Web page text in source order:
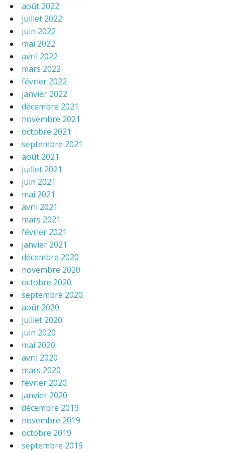
août 2022
juillet 2022
juin 2022
mai 2022
avril 2022
mars 2022
février 2022
janvier 2022
décembre 2021
novembre 2021
octobre 2021
septembre 2021
août 2021
juillet 2021
juin 2021
mai 2021
avril 2021
mars 2021
février 2021
janvier 2021
décembre 2020
novembre 2020
octobre 2020
septembre 2020
août 2020
juillet 2020
juin 2020
mai 2020
avril 2020
mars 2020
février 2020
janvier 2020
décembre 2019
novembre 2019
octobre 2019
septembre 2019